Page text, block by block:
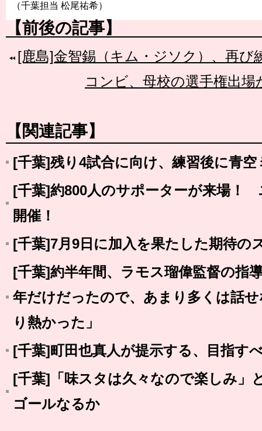
（千葉担当 松尾祐希）
【前後の記事】
[鹿島]金智錫（キム・ジソク）、再び
コンビ、母校の選手権出場
【関連記事】
[千葉]残り4試合に向け、練習後に青
[千葉]約800人のサポーターが来場！
開催！
[千葉]7月9日に加入を果たした期待の
[千葉]約半年間、ラモス瑠偉監督の指
年だけだったので、あまり多くは話
り熱かった」
[千葉]町田也真人が提示する、目指す
[千葉]「味スタは久々なので楽しみ」
ゴールなるか